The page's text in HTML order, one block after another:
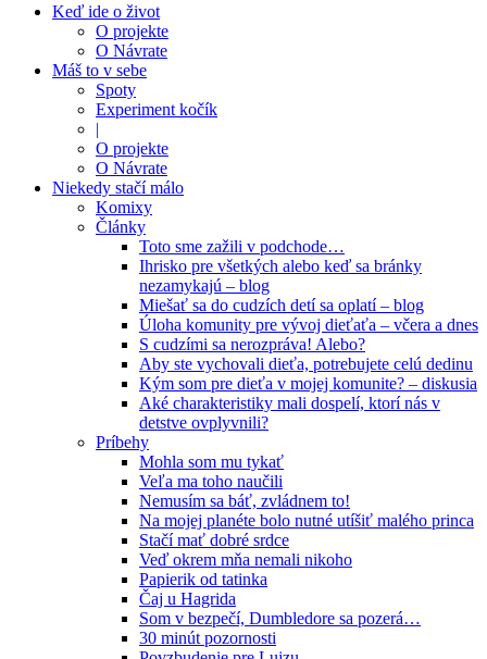
Keď ide o život
O projekte
O Návrate
Máš to v sebe
Spoty
Experiment kočík
|
O projekte
O Návrate
Niekedy stačí málo
Komixy
Články
Toto sme zažili v podchode…
Ihrisko pre všetkých alebo keď sa bránky
nezamykajú – blog
Miešať sa do cudzích detí sa oplatí – blog
Úloha komunity pre vývoj dieťaťa – včera a dnes
S cudzími sa nerozpráva! Alebo?
Aby ste vychovali dieťa, potrebujete celú dedinu
Kým som pre dieťa v mojej komunite? – diskusia
Aké charakteristiky mali dospelí, ktorí nás v
detstve ovplyvnili?
Príbehy
Mohla som mu tykať
Veľa ma toho naučili
Nemusím sa báť, zvládnem to!
Na mojej planéte bolo nutné utíšiť malého princa
Stačí mať dobré srdce
Veď okrem mňa nemali nikoho
Papierik od tatinka
Čaj u Hagrida
Som v bezpečí, Dumbledore sa pozerá…
30 minút pozornosti